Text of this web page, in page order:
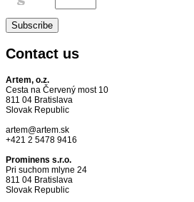
Contact us
Artem, o.z.
Cesta na Červený most 10
811 04 Bratislava
Slovak Republic
artem@artem.sk
+421 2 5478 9416
Prominens s.r.o.
Pri suchom mlyne 24
811 04 Bratislava
Slovak Republic